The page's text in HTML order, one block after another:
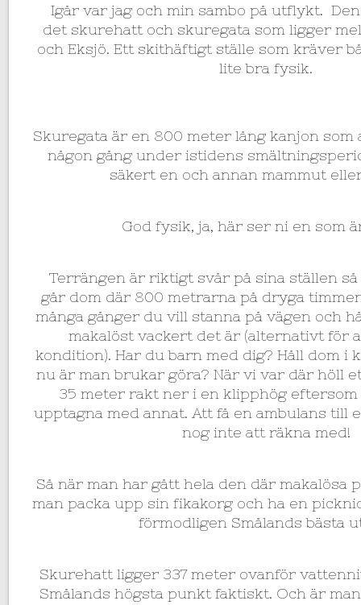
Igår var jag och min sambo på utflykt.
det skurehatt och skuregata som ligger
och Eksjö. Ett skithäftigt ställe som kräver
lite bra fysik.
Skuregata är en 800 meter lång kanjon som
någon gång under istidens
säkert en och annan mammut
God fysik, ja, här ser ni en som
Terrängen är riktigt svår på sina ställen
går dom där 800 metrarna på dryga
många gånger du vill stanna på vägen och
makalöst vackert det är (alternativt för
kondition). Har du barn med dig? Håll dom i
nu är man brukar göra? När vi var där höll
35 meter rakt ner i en klipphög
upptagna med annat. Att få en ambulans till
nog inte att räkna med!
Så när man har gått hela den där makalösa
man packa upp sin fikakorg och ha en
förmodligen Smålands bästa
Skurehatt ligger 337 meter ovanför
Smålands högsta punkt faktiskt. Och är